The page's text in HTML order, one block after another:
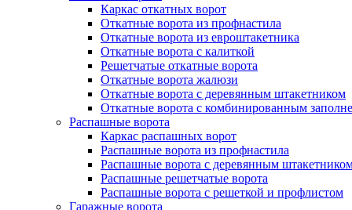
Каркас откатных ворот
Откатные ворота из профнастила
Откатные ворота из евроштакетника
Откатные ворота с калиткой
Решетчатые откатные ворота
Откатные ворота жалюзи
Откатные ворота с деревянным штакетником
Откатные ворота с комбинированным
Распашные ворота
Каркас распашных ворот
Распашные ворота из профнастила
Распашные ворота с деревянным
Распашные решетчатые ворота
Распашные ворота с решеткой и профлистом
Гаражные ворота